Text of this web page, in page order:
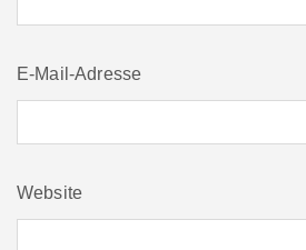
E-Mail-Adresse
Website